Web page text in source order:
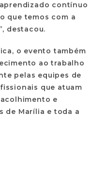
contínuo
que temos com a
destacou.
o evento também
ao trabalho
pelas equipes de
que atuam
e
de Marília e toda a